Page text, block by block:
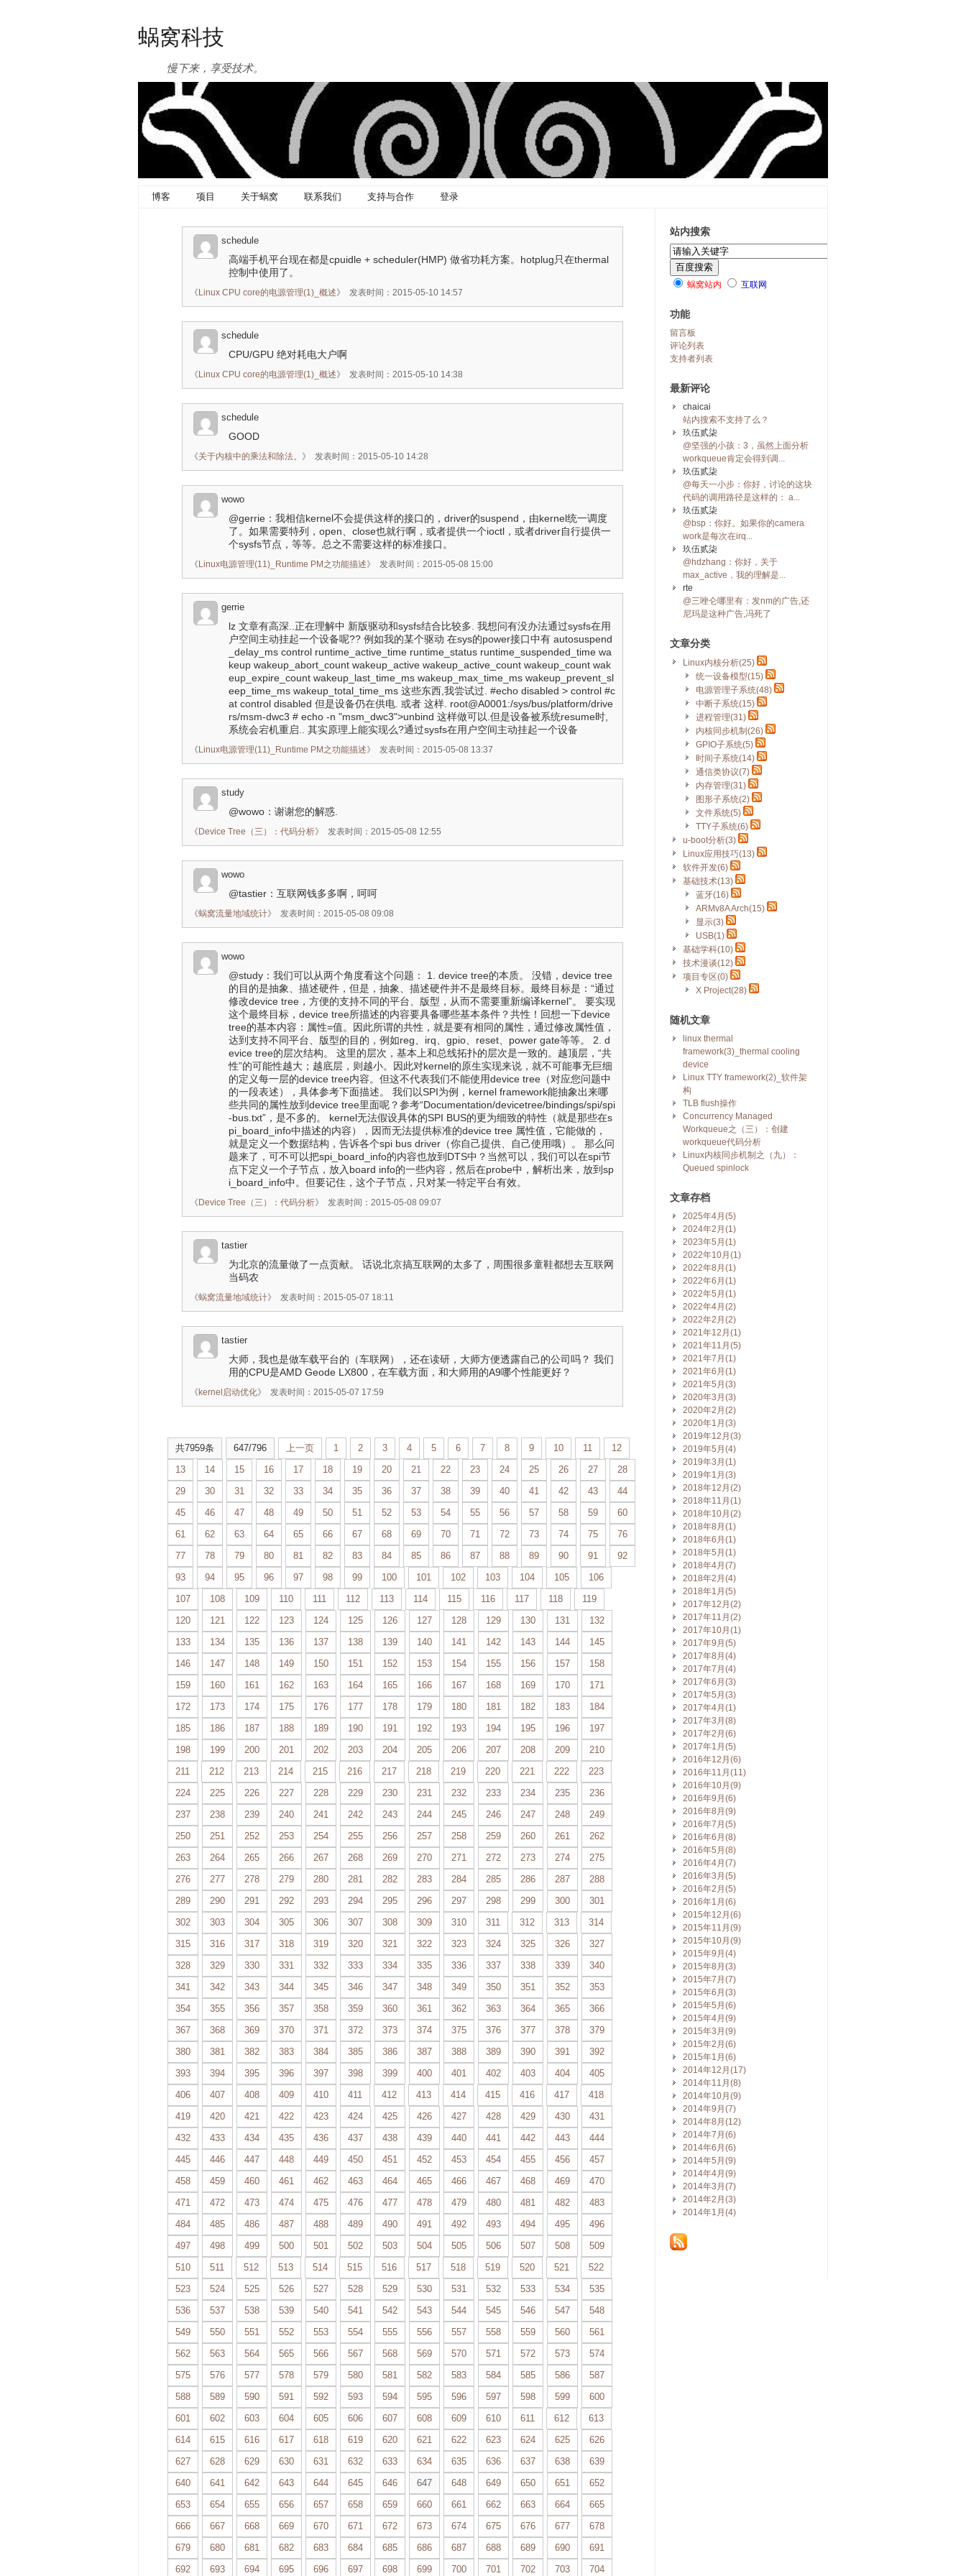
蜗窝科技
慢下来，享受技术。
博客 项目 关于蜗窝 联系我们 支持与合作 登录
schedule
高端手机平台现在都是cpuidle + scheduler(HMP) 做省功耗方案。hotplug只在thermal
控制中使用了。
《 Linux CPU core的电源管理(1)_概述》 发表时间：2015-05-10 14:57
schedule
CPU/GPU 绝对耗电大户啊
《 Linux CPU core的电源管理(1)_概述》 发表时间：2015-05-10 14:38
schedule
GOOD
《关于内核中的乘法和除法。 》 发表时间：2015-05-10 14:28
wowo
@gerrie：我相信kernel不会提供这样的接口的，driver的suspend，由kernel统一调度
了。如果需要特列，open、close也就行啊，或者提供一个ioctl，或者driver自行提供一
个sysfs节点，等等。总之不需要这样的标准接口。
《 Linux电源管理(11)_Runtime PM之功能描述》 发表时间：2015-05-08 15:00
gerrie
lz 文章有高深..正在理解中 新版驱动和sysfs结合比较多. 我想问有没办法通过sysfs在用
户空间主动挂起一个设备呢?? 例如我的某个驱动 在sys的power接口中有 autosuspend
_delay_ms control runtime_active_time runtime_status runtime_suspended_time wa
keup wakeup_abort_count wakeup_active wakeup_active_count wakeup_count wak
eup_expire_count wakeup_last_time_ms wakeup_max_time_ms wakeup_prevent_sl
eep_time_ms wakeup_total_time_ms 这些东西,我尝试过. #echo disabled > control #c
at control disabled 但是设备仍在供电. 或者 这样. root@A0001:/sys/bus/platform/drive
rs/msm-dwc3 # echo -n "msm_dwc3">unbind 这样做可以.但是设备被系统resume时,
系统会宕机重启.. 其实原理上能实现么?通过sysfs在用户空间主动挂起一个设备
《 Linux电源管理(11)_Runtime PM之功能描述》 发表时间：2015-05-08 13:37
study
@wowo：谢谢您的解惑.
《 Device Tree（三）：代码分析》 发表时间：2015-05-08 12:55
wowo
@tastier：互联网钱多多啊，呵呵
《蜗窝流量地域统计》 发表时间：2015-05-08 09:08
wowo
@study：我们可以从两个角度看这个问题： 1. device tree的本质。 没错，device tree
的目的是抽象、描述硬件，但是，抽象、描述硬件并不是最终目标。最终目标是：“通过
修改device tree，方便的支持不同的平台、版型，从而不需要重新编译kernel”。 要实现
这个最终目标，device tree所描述的内容要具备哪些基本条件？共性！回想一下device
tree的基本内容：属性=值。因此所谓的共性，就是要有相同的属性，通过修改属性值，
达到支持不同平台、版型的目的，例如reg、irq、gpio、reset、power gate等等。 2. d
evice tree的层次结构。 这里的层次，基本上和总线拓扑的层次是一致的。越顶层，“共
性”的可能性越大；越底层，则越小。因此对kernel的原生实现来说，就不可能事无巨细
的定义每一层的device tree内容。但这不代表我们不能使用device tree（对应您问题中
的一段表述），具体参考下面描述。 我们以SPI为例，kernel framework能抽象出来哪
些共同的属性放到device tree里面呢？参考“Documentation/devicetree/bindings/spi/spi
-bus.txt”，是不多的。 kernel无法假设具体的SPI BUS的更为细致的特性（就是那些在s
pi_board_info中描述的内容），因而无法提供标准的device tree 属性值，它能做的，
就是定义一个数据结构，告诉各个spi bus driver（你自己提供、自己使用哦）。 那么问
题来了，可不可以把spi_board_info的内容也放到DTS中？当然可以，我们可以在spi节
点下定义一个子节点，放入board info的一些内容，然后在probe中，解析出来，放到sp
i_board_info中。但要记住，这个子节点，只对某一特定平台有效。
《 Device Tree（三）：代码分析》 发表时间：2015-05-08 09:07
tastier
为北京的流量做了一点贡献。 话说北京搞互联网的太多了，周围很多童鞋都想去互联网
当码农
《蜗窝流量地域统计》 发表时间：2015-05-07 18:11
tastier
大师，我也是做车载平台的（车联网），还在读研，大师方便透露自己的公司吗？ 我们
用的CPU是AMD Geode LX800，在车载方面，和大师用的A9哪个性能更好？
《 kernel启动优化》 发表时间：2015-05-07 17:59
共7959条 647/796 上一页 1 2 3 4 5 6 7 8 9 10 11
12
13
14 15 16 17 18 19 20 21 22 23 24 25 26 27
28
29
30 31 32 33 34 35 36 37 38 39 40 41 42 43
44
45
46 47 48 49 50 51 52 53 54 55 56 57 58 59
60
61
62 63 64 65 66 67 68 69 70 71 72 73 74 75
76
77
78 79 80 81 82 83 84 85 86 87 88 89 90 91
92
93
94 95 96 97 98 99 100 101 102 103 104 105
106
107
108 109 110 111 112 113 114 115 116 117 118
119
120
121 122 123 124 125 126 127 128 129 130 131
132
133
134 135 136 137 138 139 140 141 142 143 144
145
146
147 148 149 150 151 152 153 154 155 156 157
158
159
160 161 162 163 164 165 166 167 168 169 170
171
172
173 174 175 176 177 178 179 180 181 182 183
184
185
186 187 188 189 190 191 192 193 194 195 196
197
198
199 200 201 202 203 204 205 206 207 208 209
210
211
212 213 214 215 216 217 218 219 220 221 222
223
224
225 226 227 228 229 230 231 232 233 234 235
236
237
238 239 240 241 242 243 244 245 246 247 248
249
250
251 252 253 254 255 256 257 258 259 260 261
262
263
264 265 266 267 268 269 270 271 272 273 274
275
276
277 278 279 280 281 282 283 284 285 286 287
288
289
290 291 292 293 294 295 296 297 298 299 300
301
302
303 304 305 306 307 308 309 310 311 312 313
314
315
316 317 318 319 320 321 322 323 324 325 326
327
328
329 330 331 332 333 334 335 336 337 338 339
340
341
342 343 344 345 346 347 348 349 350 351 352
353
354
355 356 357 358 359 360 361 362 363 364 365
366
367
368 369 370 371 372 373 374 375 376 377 378
379
380
381 382 383 384 385 386 387 388 389 390 391
392
393
394 395 396 397 398 399 400 401 402 403 404
405
406
407 408 409 410 411 412 413 414 415 416 417
418
419
420 421 422 423 424 425 426 427 428 429 430
431
432
433 434 435 436 437 438 439 440 441 442 443
444
445
446 447 448 449 450 451 452 453 454 455 456
457
458
459 460 461 462 463 464 465 466 467 468 469
470
471
472 473 474 475 476 477 478 479 480 481 482
483
484
485 486 487 488 489 490 491 492 493 494 495
496
497
498 499 500 501 502 503 504 505 506 507 508
509
510
511 512 513 514 515 516 517 518 519 520 521
522
523
524 525 526 527 528 529 530 531 532 533 534
535
536
537 538 539 540 541 542 543 544 545 546 547
548
549
550 551 552 553 554 555 556 557 558 559 560
561
562
563 564 565 566 567 568 569 570 571 572 573
574
575
576 577 578 579 580 581 582 583 584 585 586
587
588
589 590 591 592 593 594 595 596 597 598 599
600
601
602 603 604 605 606 607 608 609 610 611 612
613
614
615 616 617 618 619 620 621 622 623 624 625
626
627
628 629 630 631 632 633 634 635 636 637 638
639
640
641 642 643 644 645 646 647 648 649 650 651
652
653
654 655 656 657 658 659 660 661 662 663 664
665
666
667 668 669 670 671 672 673 674 675 676 677
678
679
680 681 682 683 684 685 686 687 688 689 690
691
692
693 694 695 696 697 698 699 700 701 702 703 704
站内搜索
蜗窝站内 互联网
功能
留言板
评论列表
支持者列表
最新评论
chaicai
站内搜索不支持了么？
玖伍贰柒
@坚强的小孩：3，虽然上面分析
workqueue肯定会得到调...
玖伍贰柒
@每天一小步：你好，讨论的这块
代码的调用路径是这样的： a...
玖伍贰柒
@bsp：你好。如果你的camera
work是每次在irq...
玖伍贰柒
@hdzhang：你好，关于
max_active，我的理解是...
rte
@三唑仑哪里有：发nm的广告,还
尼玛是这种广告,冯死了
文章分类
Linux内核分析(25)
统一设备模型(15)
电源管理子系统(48)
中断子系统(15)
进程管理(31)
内核同步机制(26)
GPIO子系统(5)
时间子系统(14)
通信类协议(7)
内存管理(31)
图形子系统(2)
文件系统(5)
TTY子系统(6)
u-boot分析(3)
Linux应用技巧(13)
软件开发(6)
基础技术(13)
蓝牙(16)
ARMv8A Arch(15)
显示(3)
USB(1)
基础学科(10)
技术漫谈(12)
项目专区(0)
X Project(28)
随机文章
linux thermal
framework(3)_thermal cooling
device
Linux TTY framework(2)_软件架
构
TLB flush操作
Concurrency Managed
Workqueue之（三）：创建
workqueue代码分析
Linux内核同步机制之（九）：
Queued spinlock
文章存档
2025年4月(5)
2024年2月(1)
2023年5月(1)
2022年10月(1)
2022年8月(1)
2022年6月(1)
2022年5月(1)
2022年4月(2)
2022年2月(2)
2021年12月(1)
2021年11月(5)
2021年7月(1)
2021年6月(1)
2021年5月(3)
2020年3月(3)
2020年2月(2)
2020年1月(3)
2019年12月(3)
2019年5月(4)
2019年3月(1)
2019年1月(3)
2018年12月(2)
2018年11月(1)
2018年10月(2)
2018年8月(1)
2018年6月(1)
2018年5月(1)
2018年4月(7)
2018年2月(4)
2018年1月(5)
2017年12月(2)
2017年11月(2)
2017年10月(1)
2017年9月(5)
2017年8月(4)
2017年7月(4)
2017年6月(3)
2017年5月(3)
2017年4月(1)
2017年3月(8)
2017年2月(6)
2017年1月(5)
2016年12月(6)
2016年11月(11)
2016年10月(9)
2016年9月(6)
2016年8月(9)
2016年7月(5)
2016年6月(8)
2016年5月(8)
2016年4月(7)
2016年3月(5)
2016年2月(5)
2016年1月(6)
2015年12月(6)
2015年11月(9)
2015年10月(9)
2015年9月(4)
2015年8月(3)
2015年7月(7)
2015年6月(3)
2015年5月(6)
2015年4月(9)
2015年3月(9)
2015年2月(6)
2015年1月(6)
2014年12月(17)
2014年11月(8)
2014年10月(9)
2014年9月(7)
2014年8月(12)
2014年7月(6)
2014年6月(6)
2014年5月(9)
2014年4月(9)
2014年3月(7)
2014年2月(3)
2014年1月(4)